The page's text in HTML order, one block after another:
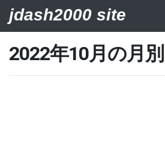
jdash2000 site
2022年10月の月